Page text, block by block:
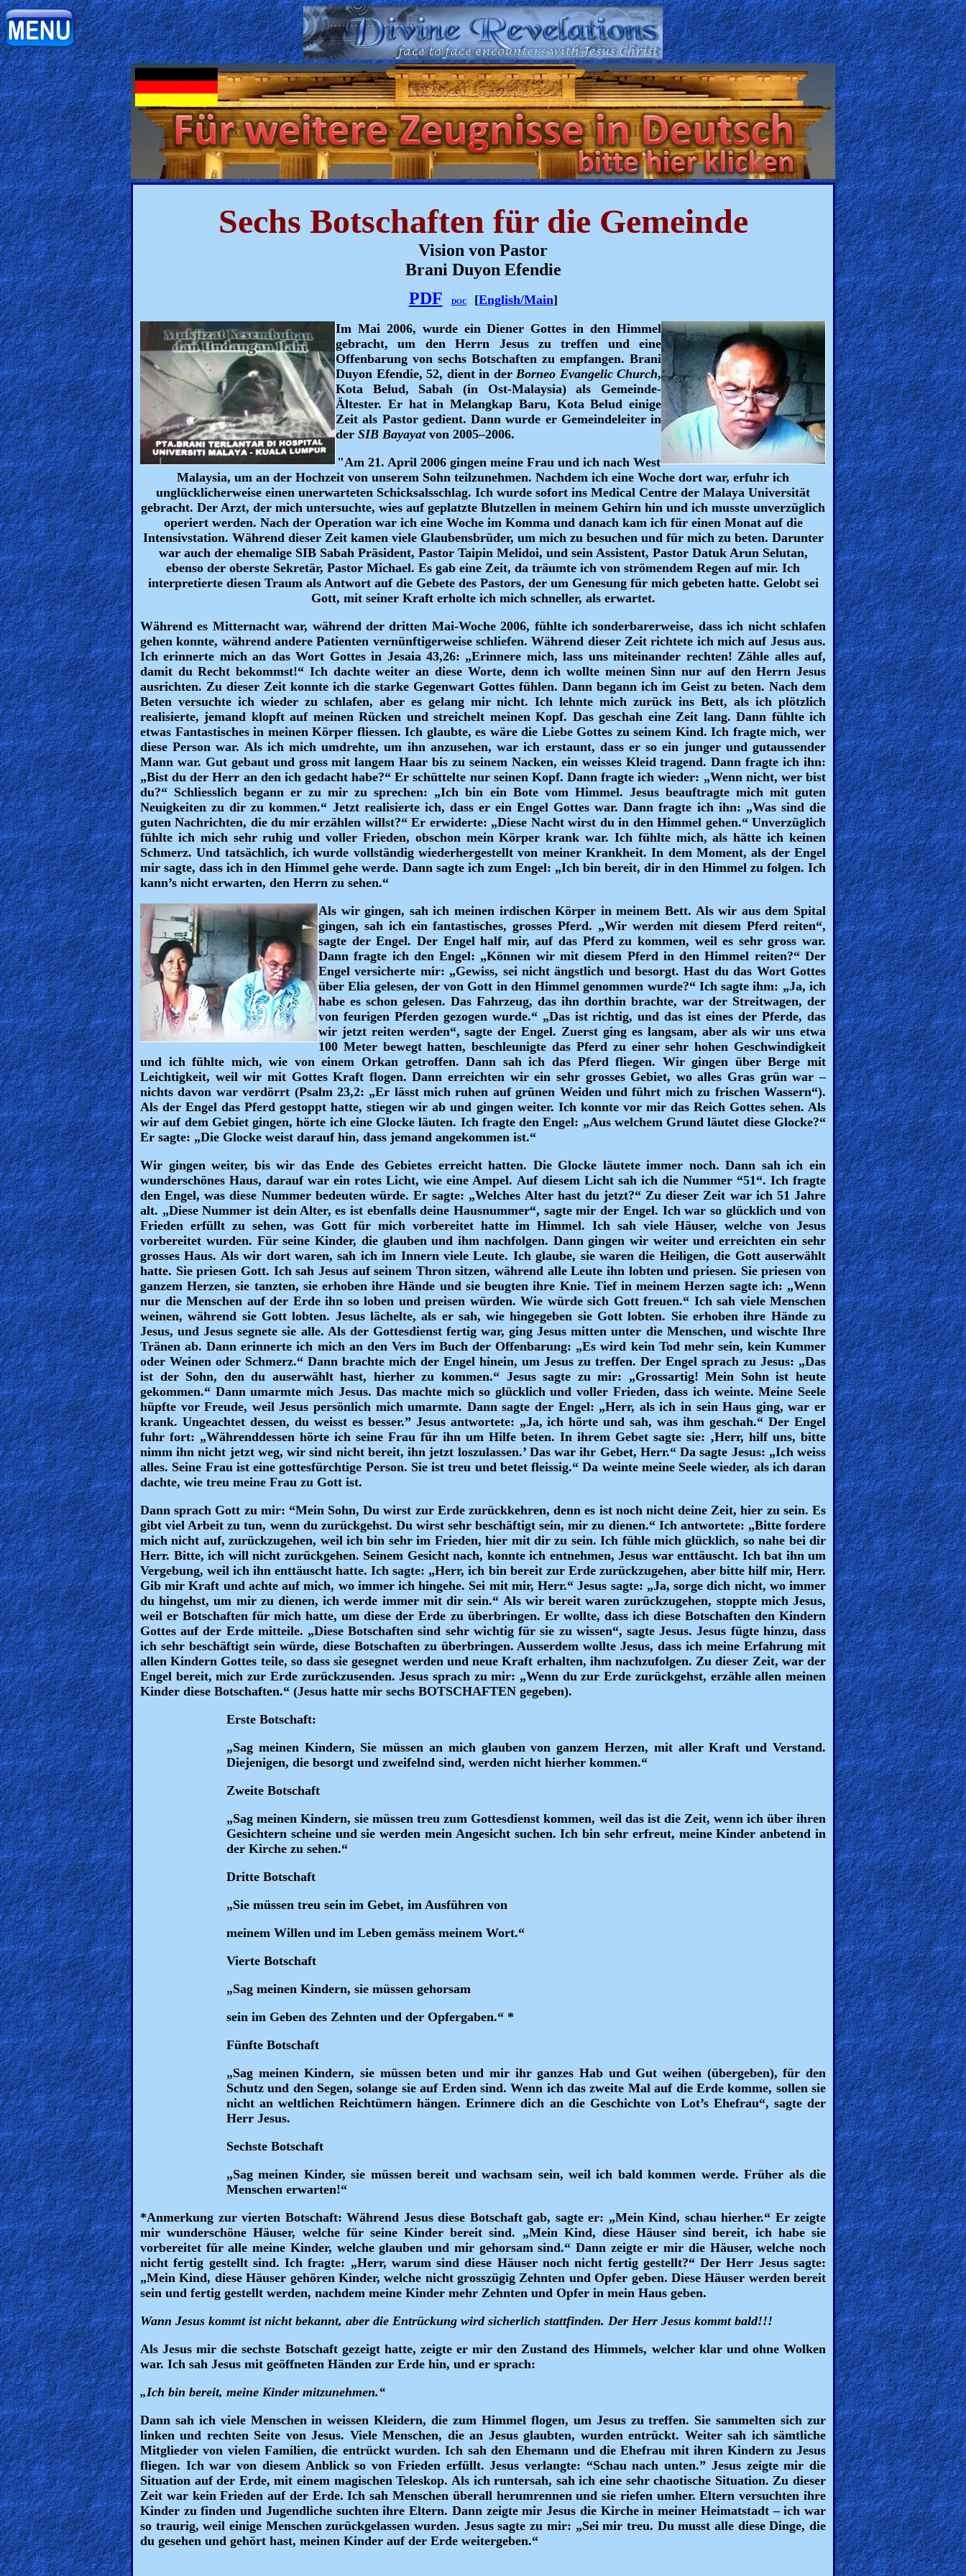
Home:
Mobile
Home: Original Style
ðŸ”
Search
Site
🎞
Christian
Netflix
🎞
Jewish
Stories
🎞
X-
Witch
🎞
X-
Muslim
MP3
Bible
🎞
Bible
Movies
🎞
Gospel
Videos
🎞
Godly
Movies
🎞
CBN
Videos
🎞
Kids
Videos
🎞
Worship
Music
🎞
Vids
for
New
Believers
Heaven
Hell
Prayer
Bible/Study
Jesus
Warfare
Revelations
Testimonies
Evangelism
Documentaries
Islam
Other
Other
Languages
Contact/Feedback/Donate
Follow
us
Social
Media
PDF
Books
Random
Video
Ask
AI
Bible
Questions
Something
Funny...
2nd
Page,
Older
Material
Sechs Botschaften für die Gemeinde
Vision von Pastor
Brani Duyon Efendie
PDF
DOC [English/Main]
Im Mai 2006, wurde ein Diener Gottes in den Himmel
gebracht, um den Herrn Jesus zu treffen und eine
Offenbarung von sechs Botschaften zu empfangen. Brani
Duyon Efendie, 52, dient in der Borneo Evangelic Church,
Kota Belud, Sabah (in Ost-Malaysia) als Gemeinde-
Ältester. Er hat in Melangkap Baru, Kota Belud einige
Zeit als Pastor gedient. Dann wurde er Gemeindeleiter in
der SIB Bayayatvon 2005–2006.
"Am 21. April 2006 gingen meine Frau und ich nach West
Malaysia, um an der Hochzeit von unserem Sohn teilzunehmen. Nachdem ich eine Woche dort war, erfuhr ich
unglücklicherweise einen unerwarteten Schicksalsschlag. Ich wurde sofort ins Medical Centre der Malaya Universität
gebracht. Der Arzt, der mich untersuchte, wies auf geplatzte Blutzellen in meinem Gehirn hin und ich musste unverzüglich
operiert werden. Nach der Operation war ich eine Woche im Komma und danach kam ich für einen Monat auf die
Intensivstation. Während dieser Zeit kamen viele Glaubensbrüder, um mich zu besuchen und für mich zu beten. Darunter
war auch der ehemalige SIB Sabah Präsident, Pastor Taipin Melidoi, und sein Assistent, Pastor Datuk Arun Selutan,
ebenso der oberste Sekretär, Pastor Michael. Es gab eine Zeit, da träumte ich von strömendem Regen auf mir. Ich
interpretierte diesen Traum als Antwort auf die Gebete des Pastors, der um Genesung für mich gebeten hatte. Gelobt sei
Gott, mit seiner Kraft erholte ich mich schneller, als erwartet.
Während es Mitternacht war, während der dritten Mai-Woche 2006, fühlte ich sonderbarerweise, dass ich nicht schlafen
gehen konnte, während andere Patienten vernünftigerweise schliefen. Während dieser Zeit richtete ich mich auf Jesus aus.
Ich erinnerte mich an das Wort Gottes in Jesaia 43,26: „Erinnere mich, lass uns miteinander rechten! Zähle alles auf,
damit du Recht bekommst!“ Ich dachte weiter an diese Worte, denn ich wollte meinen Sinn nur auf den Herrn Jesus
ausrichten. Zu dieser Zeit konnte ich die starke Gegenwart Gottes fühlen. Dann begann ich im Geist zu beten. Nach dem
Beten versuchte ich wieder zu schlafen, aber es gelang mir nicht. Ich lehnte mich zurück ins Bett, als ich plötzlich
realisierte, jemand klopft auf meinen Rücken und streichelt meinen Kopf. Das geschah eine Zeit lang. Dann fühlte ich
etwas Fantastisches in meinen Körper fliessen. Ich glaubte, es wäre die Liebe Gottes zu seinem Kind. Ich fragte mich, wer
diese Person war. Als ich mich umdrehte, um ihn anzusehen, war ich erstaunt, dass er so ein junger und gutaussender
Mann war. Gut gebaut und gross mit langem Haar bis zu seinem Nacken, ein weisses Kleid tragend. Dann fragte ich ihn:
„Bist du der Herr an den ich gedacht habe?“ Er schüttelte nur seinen Kopf. Dann fragte ich wieder: „Wenn nicht, wer bist
du?“ Schliesslich begann er zu mir zu sprechen: „Ich bin ein Bote vom Himmel. Jesus beauftragte mich mit guten
Neuigkeiten zu dir zu kommen.“ Jetzt realisierte ich, dass er ein Engel Gottes war. Dann fragte ich ihn: „Was sind die
guten Nachrichten, die du mir erzählen willst?“ Er erwiderte: „Diese Nacht wirst du in den Himmel gehen.“ Unverzüglich
fühlte ich mich sehr ruhig und voller Frieden, obschon mein Körper krank war. Ich fühlte mich, als hätte ich keinen
Schmerz. Und tatsächlich, ich wurde vollständig wiederhergestellt von meiner Krankheit. In dem Moment, als der Engel
mir sagte, dass ich in den Himmel gehe werde. Dann sagte ich zum Engel: „Ich bin bereit, dir in den Himmel zu folgen. Ich
kann’s nicht erwarten, den Herrn zu sehen.“
Als wir gingen, sah ich meinen irdischen Körper in meinem Bett. Als wir aus dem Spital
gingen, sah ich ein fantastisches, grosses Pferd. „Wir werden mit diesem Pferd reiten“,
sagte der Engel. Der Engel half mir, auf das Pferd zu kommen, weil es sehr gross war.
Dann fragte ich den Engel: „Können wir mit diesem Pferd in den Himmel reiten?“ Der
Engel versicherte mir: „Gewiss, sei nicht ängstlich und besorgt. Hast du das Wort Gottes
über Elia gelesen, der von Gott in den Himmel genommen wurde?“ Ich sagte ihm: „Ja, ich
habe es schon gelesen. Das Fahrzeug, das ihn dorthin brachte, war der Streitwagen, der
von feurigen Pferden gezogen wurde.“ „Das ist richtig, und das ist eines der Pferde, das
wir jetzt reiten werden“, sagte der Engel. Zuerst ging es langsam, aber als wir uns etwa
100 Meter bewegt hatten, beschleunigte das Pferd zu einer sehr hohen Geschwindigkeit
und ich fühlte mich, wie von einem Orkan getroffen. Dann sah ich das Pferd fliegen. Wir gingen über Berge mit
Leichtigkeit, weil wir mit Gottes Kraft flogen. Dann erreichten wir ein sehr grosses Gebiet, wo alles Gras grün war –
nichts davon war verdörrt (Psalm 23,2: „Er lässt mich ruhen auf grünen Weiden und führt mich zu frischen Wassern“).
Als der Engel das Pferd gestoppt hatte, stiegen wir ab und gingen weiter. Ich konnte vor mir das Reich Gottes sehen. Als
wir auf dem Gebiet gingen, hörte ich eine Glocke läuten. Ich fragte den Engel: „Aus welchem Grund läutet diese Glocke?“
Er sagte: „Die Glocke weist darauf hin, dass jemand angekommen ist.“
Wir gingen weiter, bis wir das Ende des Gebietes erreicht hatten. Die Glocke läutete immer noch. Dann sah ich ein
wunderschönes Haus, darauf war ein rotes Licht, wie eine Ampel. Auf diesem Licht sah ich die Nummer “51“. Ich fragte
den Engel, was diese Nummer bedeuten würde. Er sagte: „Welches Alter hast du jetzt?“ Zu dieser Zeit war ich 51 Jahre
alt. „Diese Nummer ist dein Alter, es ist ebenfalls deine Hausnummer“, sagte mir der Engel. Ich war so glücklich und von
Frieden erfüllt zu sehen, was Gott für mich vorbereitet hatte im Himmel. Ich sah viele Häuser, welche von Jesus
vorbereitet wurden. Für seine Kinder, die glauben und ihm nachfolgen. Dann gingen wir weiter und erreichten ein sehr
grosses Haus. Als wir dort waren, sah ich im Innern viele Leute. Ich glaube, sie waren die Heiligen, die Gott auserwählt
hatte. Sie priesen Gott. Ich sah Jesus auf seinem Thron sitzen, während alle Leute ihn lobten und priesen. Sie priesen von
ganzem Herzen, sie tanzten, sie erhoben ihre Hände und sie beugten ihre Knie. Tief in meinem Herzen sagte ich: „Wenn
nur die Menschen auf der Erde ihn so loben und preisen würden. Wie würde sich Gott freuen.“ Ich sah viele Menschen
weinen, während sie Gott lobten. Jesus lächelte, als er sah, wie hingegeben sie Gott lobten. Sie erhoben ihre Hände zu
Jesus, und Jesus segnete sie alle. Als der Gottesdienst fertig war, ging Jesus mitten unter die Menschen, und wischte Ihre
Tränen ab. Dann erinnerte ich mich an den Vers im Buch der Offenbarung: „Es wird kein Tod mehr sein, kein Kummer
oder Weinen oder Schmerz.“ Dann brachte mich der Engel hinein, um Jesus zu treffen. Der Engel sprach zu Jesus: „Das
ist der Sohn, den du auserwählt hast, hierher zu kommen.“ Jesus sagte zu mir: „Grossartig! Mein Sohn ist heute
gekommen.“ Dann umarmte mich Jesus. Das machte mich so glücklich und voller Frieden, dass ich weinte. Meine Seele
hüpfte vor Freude, weil Jesus persönlich mich umarmte. Dann sagte der Engel: „Herr, als ich in sein Haus ging, war er
krank. Ungeachtet dessen, du weisst es besser.” Jesus antwortete: „Ja, ich hörte und sah, was ihm geschah.“ Der Engel
fuhr fort: „Währenddessen hörte ich seine Frau für ihn um Hilfe beten. In ihrem Gebet sagte sie: ‚Herr, hilf uns, bitte
nimm ihn nicht jetzt weg, wir sind nicht bereit, ihn jetzt loszulassen.’ Das war ihr Gebet, Herr.“ Da sagte Jesus: „Ich weiss
alles. Seine Frau ist eine gottesfürchtige Person. Sie ist treu und betet fleissig.“ Da weinte meine Seele wieder, als ich daran
dachte, wie treu meine Frau zu Gott ist.
Dann sprach Gott zu mir: “Mein Sohn, Du wirst zur Erde zurückkehren, denn es ist noch nicht deine Zeit, hier zu sein. Es
gibt viel Arbeit zu tun, wenn du zurückgehst. Du wirst sehr beschäftigt sein, mir zu dienen.“ Ich antwortete: „Bitte fordere
mich nicht auf, zurückzugehen, weil ich bin sehr im Frieden, hier mit dir zu sein. Ich fühle mich glücklich, so nahe bei dir
Herr. Bitte, ich will nicht zurückgehen. Seinem Gesicht nach, konnte ich entnehmen, Jesus war enttäuscht. Ich bat ihn um
Vergebung, weil ich ihn enttäuscht hatte. Ich sagte: „Herr, ich bin bereit zur Erde zurückzugehen, aber bitte hilf mir, Herr.
Gib mir Kraft und achte auf mich, wo immer ich hingehe. Sei mit mir, Herr.“ Jesus sagte: „Ja, sorge dich nicht, wo immer
du hingehst, um mir zu dienen, ich werde immer mit dir sein.“ Als wir bereit waren zurückzugehen, stoppte mich Jesus,
weil er Botschaften für mich hatte, um diese der Erde zu überbringen. Er wollte, dass ich diese Botschaften den Kindern
Gottes auf der Erde mitteile. „Diese Botschaften sind sehr wichtig für sie zu wissen“, sagte Jesus. Jesus fügte hinzu, dass
ich sehr beschäftigt sein würde, diese Botschaften zu überbringen. Ausserdem wollte Jesus, dass ich meine Erfahrung mit
allen Kindern Gottes teile, so dass sie gesegnet werden und neue Kraft erhalten, ihm nachzufolgen. Zu dieser Zeit, war der
Engel bereit, mich zur Erde zurückzusenden. Jesus sprach zu mir: „Wenn du zur Erde zurückgehst, erzähle allen meinen
Kinder diese Botschaften.“ (Jesus hatte mir sechs BOTSCHAFTEN gegeben).
Erste Botschaft:
„Sag meinen Kindern, Sie müssen an mich glauben von ganzem Herzen, mit aller Kraft und Verstand.
Diejenigen, die besorgt und zweifelnd sind, werden nicht hierher kommen.“
Zweite Botschaft
„Sag meinen Kindern, sie müssen treu zum Gottesdienst kommen, weil das ist die Zeit, wenn ich über ihren
Gesichtern scheine und sie werden mein Angesicht suchen. Ich bin sehr erfreut, meine Kinder anbetend in
der Kirche zu sehen.“
Dritte Botschaft
„Sie müssen treu sein im Gebet, im Ausführen von
meinem Willen und im Leben gemäss meinem Wort.“
Vierte Botschaft
„Sag meinen Kindern, sie müssen gehorsam
sein im Geben des Zehnten und der Opfergaben.“ *
Fünfte Botschaft
„Sag meinen Kindern, sie müssen beten und mir ihr ganzes Hab und Gut weihen (übergeben), für den
Schutz und den Segen, solange sie auf Erden sind. Wenn ich das zweite Mal auf die Erde komme, sollen sie
nicht an weltlichen Reichtümern hängen. Erinnere dich an die Geschichte von Lot’s Ehefrau“, sagte der
Herr Jesus.
Sechste Botschaft
„Sag meinen Kinder, sie müssen bereit und wachsam sein, weil ich bald kommen werde. Früher als die
Menschen erwarten!“
*Anmerkung zur vierten Botschaft: Während Jesus diese Botschaft gab, sagte er: „Mein Kind, schau hierher.“ Er zeigte
mir wunderschöne Häuser, welche für seine Kinder bereit sind. „Mein Kind, diese Häuser sind bereit, ich habe sie
vorbereitet für alle meine Kinder, welche glauben und mir gehorsam sind.“ Dann zeigte er mir die Häuser, welche noch
nicht fertig gestellt sind. Ich fragte: „Herr, warum sind diese Häuser noch nicht fertig gestellt?“ Der Herr Jesus sagte:
„Mein Kind, diese Häuser gehören Kinder, welche nicht grosszügig Zehnten und Opfer geben. Diese Häuser werden bereit
sein und fertig gestellt werden, nachdem meine Kinder mehr Zehnten und Opfer in mein Haus geben.
Wann Jesus kommt ist nicht bekannt, aber die Entrückung wird sicherlich stattfinden. Der Herr Jesus kommt bald!!!
Als Jesus mir die sechste Botschaft gezeigt hatte, zeigte er mir den Zustand des Himmels, welcher klar und ohne Wolken
war. Ich sah Jesus mit geöffneten Händen zur Erde hin, und er sprach:
„Ich bin bereit, meine Kinder mitzunehmen.“
Dann sah ich viele Menschen in weissen Kleidern, die zum Himmel flogen, um Jesus zu treffen. Sie sammelten sich zur
linken und rechten Seite von Jesus. Viele Menschen, die an Jesus glaubten, wurden entrückt. Weiter sah ich sämtliche
Mitglieder von vielen Familien, die entrückt wurden. Ich sah den Ehemann und die Ehefrau mit ihren Kindern zu Jesus
fliegen. Ich war von diesem Anblick so von Frieden erfüllt. Jesus verlangte: “Schau nach unten.” Jesus zeigte mir die
Situation auf der Erde, mit einem magischen Teleskop. Als ich runtersah, sah ich eine sehr chaotische Situation. Zu dieser
Zeit war kein Frieden auf der Erde. Ich sah Menschen überall herumrennen und sie riefen umher. Eltern versuchten ihre
Kinder zu finden und Jugendliche suchten ihre Eltern. Dann zeigte mir Jesus die Kirche in meiner Heimatstadt – ich war
so traurig, weil einige Menschen zurückgelassen wurden. Jesus sagte zu mir: „Sei mir treu. Du musst alle diese Dinge, die
du gesehen und gehört hast, meinen Kinder auf der Erde weitergeben.“